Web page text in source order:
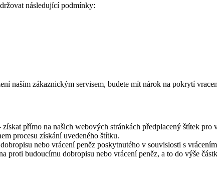
následující podmínky:
naším zákaznickým servisem, budete mít nárok na pokrytí
přímo na našich webových stránkách předplacený štítek pro
procesu získání uvedeného štítku.
nebo vrácení peněz poskytnutého v souvislosti s
proti budoucímu dobropisu nebo vrácení peněz, a to do výše